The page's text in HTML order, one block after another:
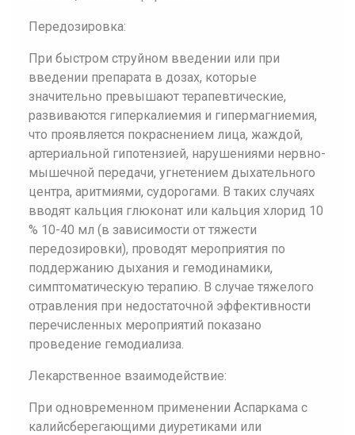
Передозировка:
При быстром струйном введении или при
введении препарата в дозах, которые
значительно превышают терапевтические,
развиваются гиперкалиемия и гипермагниемия,
что проявляется покраснением лица, жаждой,
артериальной гипотензией, нарушениями нервно-
мышечной передачи, угнетением дыхательного
центра, аритмиями, судорогами. В таких случаях
вводят кальция глюконат или кальция хлорид 10
% 10-40 мл (в зависимости от тяжести
передозировки), проводят мероприятия по
поддержанию дыхания и гемодинамики,
симптоматическую терапию. В случае тяжелого
отравления при недостаточной эффективности
перечисленных мероприятий показано
проведение гемодиализа.
Лекарственное взаимодействие:
При одновременном применении Аспаркама с
калийсберегающими диуретиками или